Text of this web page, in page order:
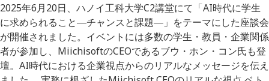
2025年6月20日、ハノイ工科大学C2講堂にて「AI時代に学生
に求められること―チャンスと課題―」をテーマにした座談会
が開催されました。イベントには多数の学生・教員・企業関係
者が参加し、MiichisoftのCEOであるブウ・ホン・コン氏も登
壇。AI時代における企業視点からのリアルなメッセージを伝え